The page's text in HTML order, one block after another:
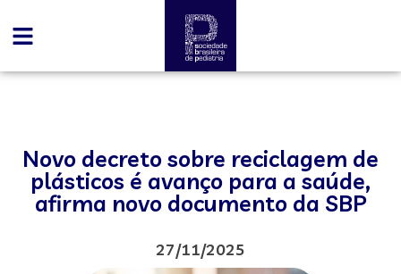
Novo decreto sobre reciclagem de
plásticos é avanço para a saúde,
afirma novo documento da SBP
27/11/2025